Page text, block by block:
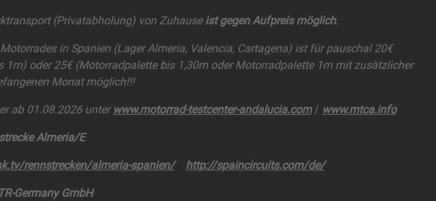
(Privatabholung) von Zuhauseist gegen Aufpreis möglich.
in Spanien (Lager Almeria, Valencia, Cartagena) ist für pauschal 20€
1m) oder 25€ (Motorradpalette bis 1,30m oder Motorradpalette 1m mit zusätzlicher
Monat möglich!!!
ab 01.08.2026 unter www.motorrad-testcenter-andalucia.com/ www.mtca.info
Almeria/E
rennstrecken/almeria-spanien/ http://spaincircuits.com/de/
Germany GmbH